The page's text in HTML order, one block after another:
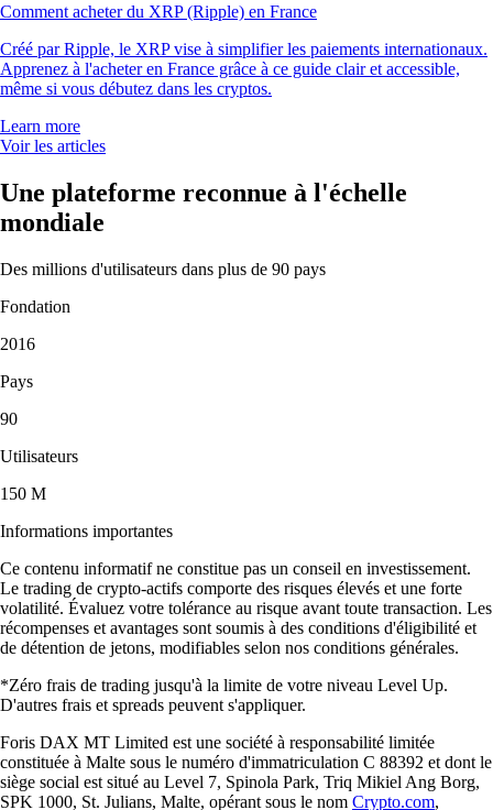
Comment acheter du XRP (Ripple) en France
Créé par Ripple, le XRP vise à simplifier les paiements internationaux.
Apprenez à l'acheter en France grâce à ce guide clair et accessible,
même si vous débutez dans les cryptos.
Learn more
Voir les articles
Une plateforme reconnue à l'échelle
mondiale
Des millions d'utilisateurs dans plus de 90 pays
Fondation
2016
Pays
90
Utilisateurs
150 M
Informations importantes
Ce contenu informatif ne constitue pas un conseil en investissement.
Le trading de crypto-actifs comporte des risques élevés et une forte
volatilité. Évaluez votre tolérance au risque avant toute transaction. Les
récompenses et avantages sont soumis à des conditions d'éligibilité et
de détention de jetons, modifiables selon nos conditions générales.
*Zéro frais de trading jusqu'à la limite de votre niveau Level Up.
D'autres frais et spreads peuvent s'appliquer.
Foris DAX MT Limited est une société à responsabilité limitée
constituée à Malte sous le numéro d'immatriculation C 88392 et dont le
siège social est situé au Level 7, Spinola Park, Triq Mikiel Ang Borg,
SPK 1000, St. Julians, Malte, opérant sous le nom Crypto.com,